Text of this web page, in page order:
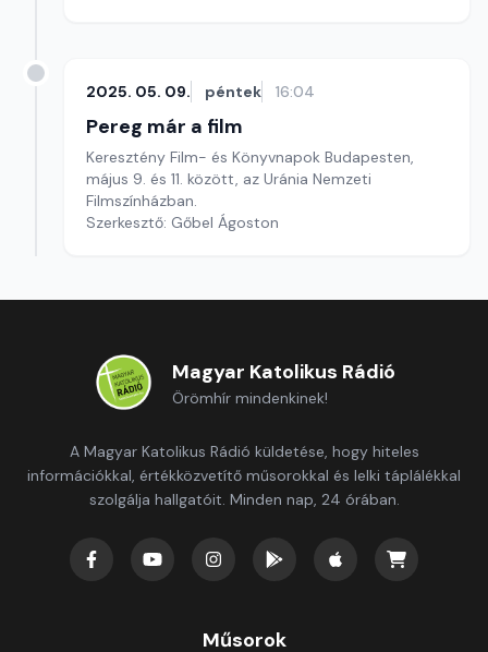
2025. 05. 09. péntek 16:04
Pereg már a film
Keresztény Film- és Könyvnapok Budapesten,
május 9. és 11. között, az Uránia Nemzeti
Filmszínházban.
Szerkesztő: Gőbel Ágoston
Magyar Katolikus Rádió
Örömhír mindenkinek!
A Magyar Katolikus Rádió küldetése, hogy hiteles
információkkal, értékközvetítő műsorokkal és lelki táplálékkal
szolgálja hallgatóit. Minden nap, 24 órában.
Műsorok